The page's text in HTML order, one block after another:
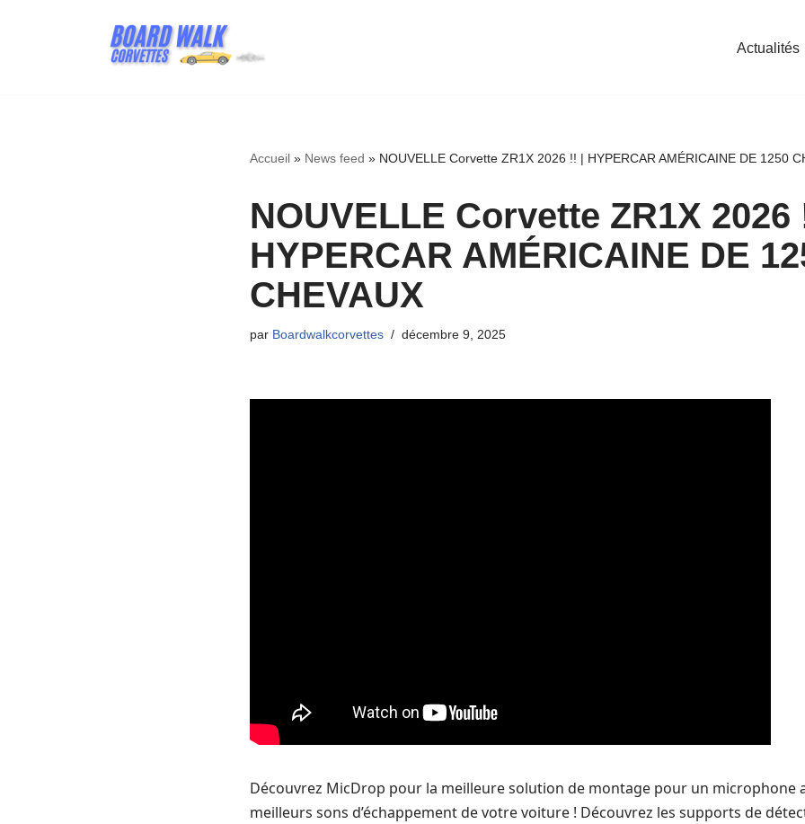
Actualités
Accueil» News feed » NOUVELLE Corvette ZR1X 2026 !! | HYPERCAR AMÉRICAINE DE 1250
NOUVELLE Corvette ZR1X 2026
HYPERCAR AMÉRICAINE DE
CHEVAUX
par Boardwalkcorvettes décembre 9, 2025
Découvrez MicDrop pour la meilleure solution de montage pour un microphone
meilleurs sons d’échappement de votre voiture ! Découvrez les supports de